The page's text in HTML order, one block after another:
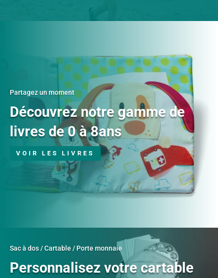
Partagez un moment
Découvrez notre gamme de
livres de 0 à 8ans
VOIR LES LIVRES
Sac à dos / Cartable / Porte monnaie
Personnalisez votre cartable